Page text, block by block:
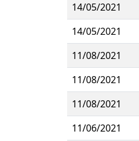
14/05/2021
14/05/2021
11/08/2021
11/08/2021
11/08/2021
11/06/2021